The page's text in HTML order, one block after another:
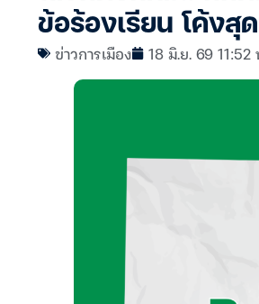
ข้อร้องเรียน โค้งสุ
ข่าวการเมือง 18 มิ.ย. 69 11:52